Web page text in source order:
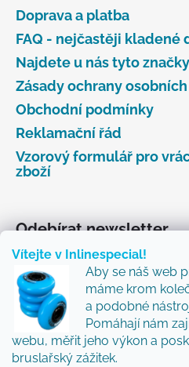
Vítejte v Inlinespecial!
Aby se náš web
máme krom
a podobné
Pomáhají nám
webu, měřit jeho výkon a
bruslařský zážitek.
Doprava a platba
FAQ - nejčastěji kladené
Najdete u nás tyto značky
Zásady ochrany
Obchodní podmínky
Reklamační řád
Vzorový formulář pro
zboží
Odebírat newsletter
Vložte svůj e-mail a my vám
o nových produktech na
Přidejte se k nám a my Vám
novinky a tipy.
E-mail